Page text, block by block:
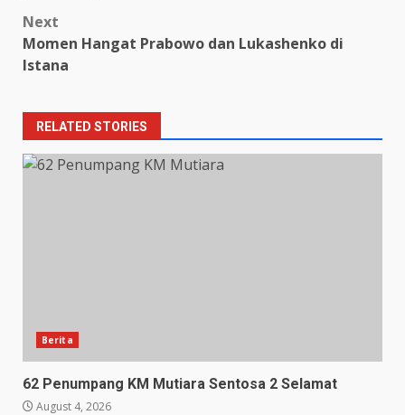
Next
Momen Hangat Prabowo dan Lukashenko di
Istana
RELATED STORIES
Berita
62 Penumpang KM Mutiara Sentosa 2 Selamat
August 4, 2026